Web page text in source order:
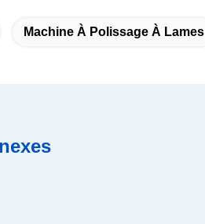
Machine À Polissage À Lames